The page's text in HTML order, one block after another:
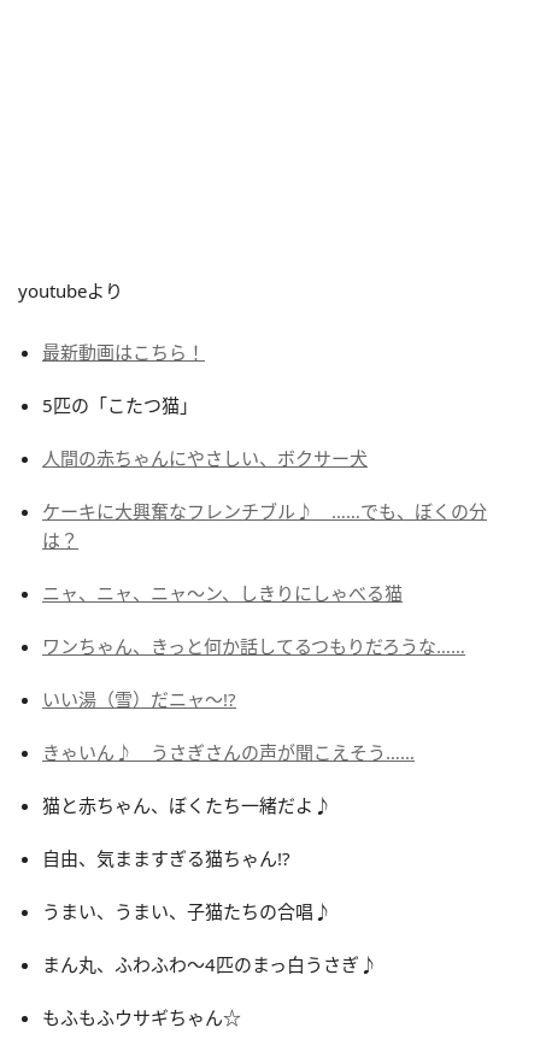
youtubeより
最新動画はこちら！
5匹の「こたつ猫」
人間の赤ちゃんにやさしい、ボクサー犬
ケーキに大興奮なフレンチブル♪ ……でも、ぼくの分
は？
ニャ、ニャ、ニャ～ン、しきりにしゃべる猫
ワンちゃん、きっと何か話してるつもりだろうな……
いい湯（雪）だニャ～!?
きゃいん♪ うさぎさんの声が聞こえそう……
猫と赤ちゃん、ぼくたち一緒だよ♪
自由、気まますぎる猫ちゃん!?
うまい、うまい、子猫たちの合唱♪
まん丸、ふわふわ～4匹のまっ白うさぎ♪
もふもふウサギちゃん☆